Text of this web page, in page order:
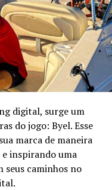
digital, surge um
do jogo: Byel. Esse
marca de maneira
inspirando uma
seus caminhos no